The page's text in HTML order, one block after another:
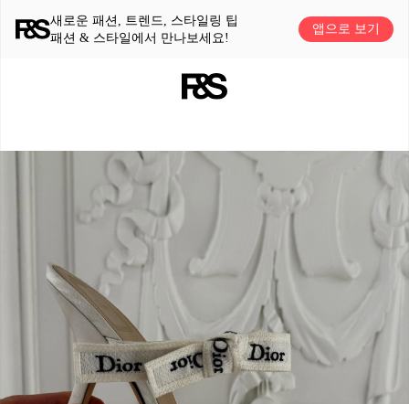
새로운 패션, 트렌드, 스타일링 팁
패션 & 스타일에서 만나보세요!
앱으로 보기